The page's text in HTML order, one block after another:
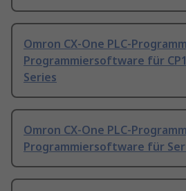
Omron CX-One PLC-
Programmiersoftware für
Series
Omron CX-One PLC-
Programmiersoftware für